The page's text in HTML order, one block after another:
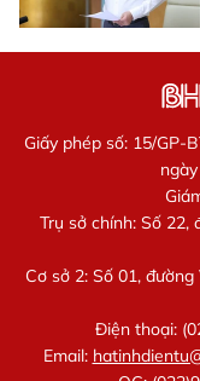
Giấy phép số: 15/GP-
Trụ sở chính: Số 22,
Cơ sở 2: Số 01,
Điện thoại:
Email: